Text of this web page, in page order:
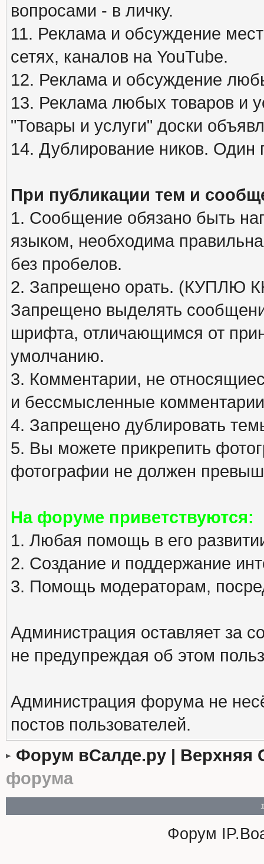
вопросами - в личку.
11. Реклама и обсуждение
сетях, каналов на YouTube.
12. Реклама и обсуждение
13. Реклама любых товаров и
"Товары и услуги" доски
14. Дублирование ников. Один
При публикации тем и
1. Сообщение обязано быть
языком, необходима
без пробелов.
2. Запрещено орать. (КУПЛЮ
Запрещено выделять
шрифта, отличающимся от
умолчанию.
3. Комментарии, не
и бессмысленные
4. Запрещено дублировать
5. Вы можете прикрепить
фотографии не должен
На форуме приветствуются:
1. Любая помощь в его
2. Создание и поддержание
3. Помощь модераторам,
Администрация оставляет за
не предупреждая об этом
Администрация форума не
постов пользователей.
Форум вСалде.ру | Верхняя
форума
Форум